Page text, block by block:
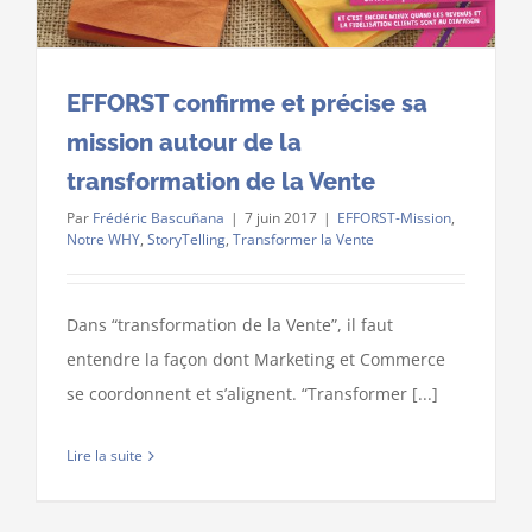
EFFORST confirme et précise sa
mission autour de la
transformation de la Vente
Par Frédéric Bascuñana | 7 juin 2017 | EFFORST-Mission,
Notre WHY, StoryTelling, Transformer la Vente
Dans “transformation de la Vente”, il faut
entendre la façon dont Marketing et Commerce
se coordonnent et s’alignent. “Transformer [...]
Lire la suite